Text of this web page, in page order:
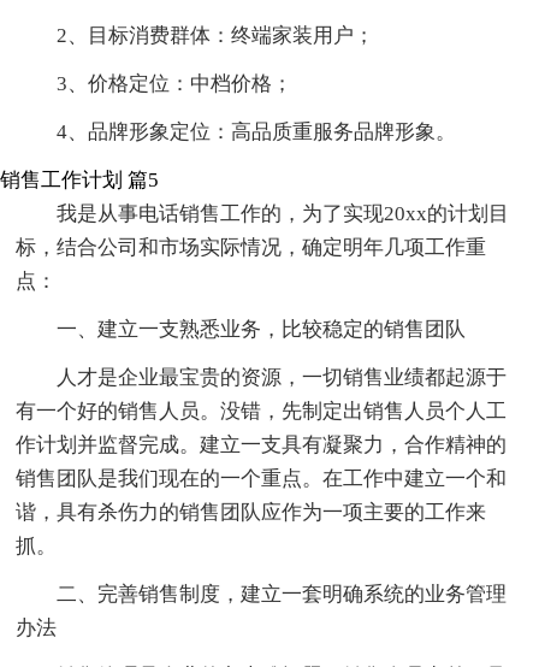
2、目标消费群体：终端家装用户；
3、价格定位：中档价格；
4、品牌形象定位：高品质重服务品牌形象。
销售工作计划 篇5
我是从事电话销售工作的，为了实现20xx的计划目
标，结合公司和市场实际情况，确定明年几项工作重
点：
一、建立一支熟悉业务，比较稳定的销售团队
人才是企业最宝贵的资源，一切销售业绩都起源于
有一个好的销售人员。没错，先制定出销售人员个人工
作计划并监督完成。建立一支具有凝聚力，合作精神的
销售团队是我们现在的一个重点。在工作中建立一个和
谐，具有杀伤力的销售团队应作为一项主要的工作来
抓。
二、完善销售制度，建立一套明确系统的业务管理
办法